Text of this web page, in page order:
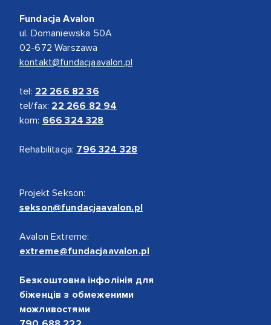
Fundacja Avalon
ul. Domaniewska 50A
02-672 Warszawa
kontakt@fundacjaavalon.pl
tel: 22 266 82 36
tel/fax: 22 266 82 94
kom: 666 324 328
Rehabilitacja: 796 324 328
Projekt Sekson:
sekson@fundacjaavalon.pl
Avalon Extreme:
extreme@fundacjaavalon.pl
Безкоштовна інфолінія для
біженців з обмеженими
можливостями